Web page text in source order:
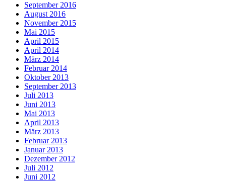
September 2016
August 2016
November 2015
Mai 2015
April 2015
April 2014
März 2014
Februar 2014
Oktober 2013
September 2013
Juli 2013
Juni 2013
Mai 2013
April 2013
März 2013
Februar 2013
Januar 2013
Dezember 2012
Juli 2012
Juni 2012